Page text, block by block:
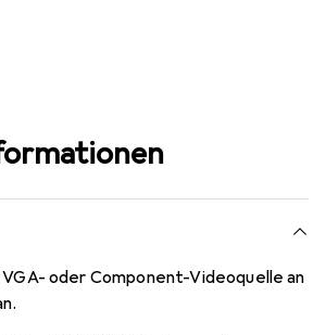
VGA- oder Component-Videoquelle an